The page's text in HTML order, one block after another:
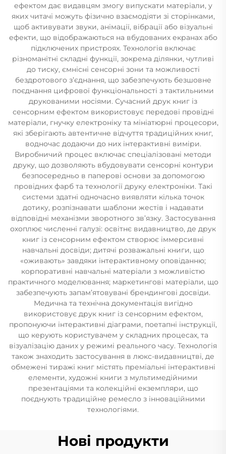
ефектом дає видавцям змогу випускати матеріали, у
яких читачі можуть фізично взаємодіяти зі сторінками,
щоб активувати звуки, анімації, вібрації або візуальні
ефекти, що відображаються на вбудованих екранах або
підключених пристроях. Технологія включає
різноманітні складні функції, зокрема ділянки, чутливі
до тиску, ємнісні сенсорні зони та можливості
бездротового з’єднання, що забезпечують безшовне
поєднання цифрової функціональності з тактильними
друкованими носіями. Сучасний друк книг із
сенсорним ефектом використовує передові провідні
матеріали, гнучку електроніку та мініатюрні процесори,
які зберігають автентичне відчуття традиційних книг,
водночас додаючи до них інтерактивні виміри.
Виробничий процес включає спеціалізовані методи
друку, що дозволяють вбудовувати сенсорні контури
безпосередньо в паперові основи за допомогою
провідних фарб та технології друку електроніки. Такі
системи здатні одночасно виявляти кілька точок
дотику, розпізнавати шаблони жестів і надавати
відповідні механізми зворотного зв’язку. Застосування
охоплює численні галузі: освітнє видавництво, де друк
книг із сенсорним ефектом створює іммерсивні
навчальні досвіди; дитячі розважальні книги, що
«оживають» завдяки інтерактивному оповіданню;
корпоративні навчальні матеріали з можливістю
практичного моделювання; маркетингові матеріали, що
забезпечують запам’ятовувані брендингові досвіди.
Медична та технічна документація вигідно
використовує друк книг із сенсорним ефектом,
пропонуючи інтерактивні діаграми, поетапні інструкції,
що керують користувачем у складних процесах, та
візуалізацію даних у режимі реального часу. Технологія
також знаходить застосування в люкс-видавництві, де
обмежені тиражі книг містять преміальні інтерактивні
елементи, художні книги з мультимедійними
презентаціями та колекційні екземпляри, що
поєднують традиційне ремесло з інноваційними
технологіями.
Нові продукти